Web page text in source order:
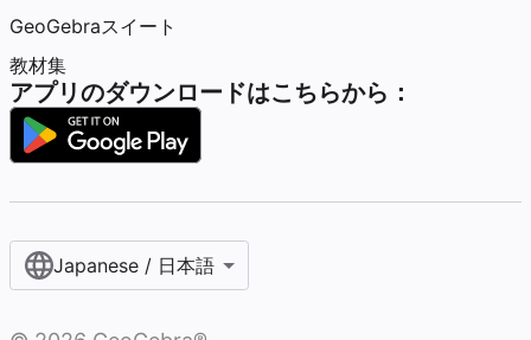
GeoGebraスイート
教材集
アプリのダウンロードはこちらから：
Japanese / 日本語